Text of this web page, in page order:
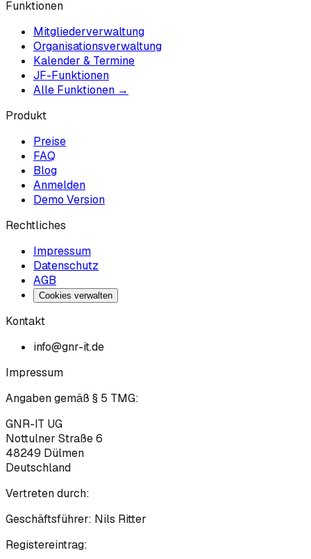
Funktionen
Mitgliederverwaltung
Organisationsverwaltung
Kalender & Termine
JF-Funktionen
Alle Funktionen →
Produkt
Preise
FAQ
Blog
Anmelden
Demo Version
Rechtliches
Impressum
Datenschutz
AGB
Cookies verwalten
Kontakt
info@gnr-it.de
Impressum
Angaben gemäß § 5 TMG:
GNR-IT UG
Nottulner Straße 6
48249 Dülmen
Deutschland
Vertreten durch:
Geschäftsführer: Nils Ritter
Registereintrag: